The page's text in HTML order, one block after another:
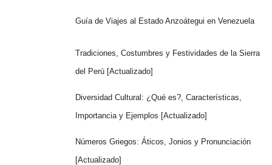
Guía de Viajes al Estado Anzoátegui en Venezuela
Tradiciones, Costumbres y Festividades de la Sierra
del Perú [Actualizado]
Diversidad Cultural: ¿Qué es?, Características,
Importancia y Ejemplos [Actualizado]
Números Griegos: Áticos, Jonios y Pronunciación
[Actualizado]